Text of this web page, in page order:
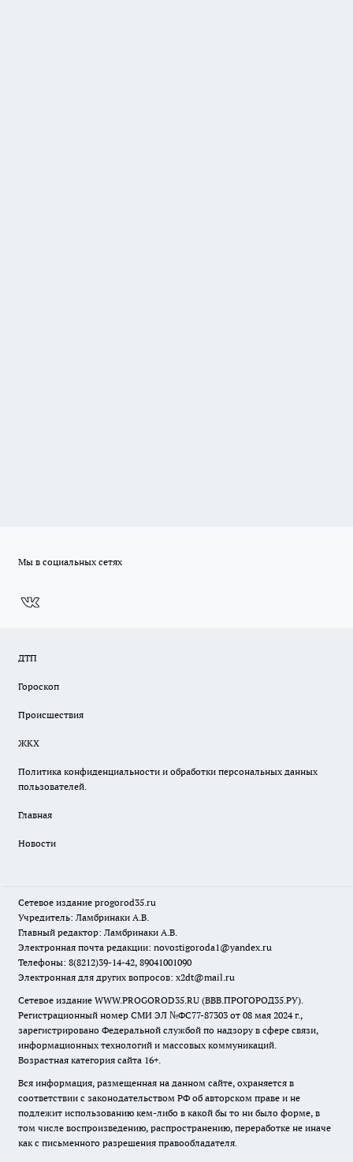
Мы в социальных сетях
ДТП
Гороскоп
Происшествия
ЖКХ
Политика конфиденциальности и обработки персональных данных
пользователей.
Главная
Новости
Сетевое издание progorod35.ru
Учредитель: Ламбринаки А.В.
Главный редактор: Ламбринаки А.В.
Электронная почта редакции: novostigoroda1@yandex.ru
Телефоны: 8(8212)39-14-42, 89041001090
Электронная для других вопросов: x2dt@mail.ru
Сетевое издание WWW.PROGOROD35.RU (ВВВ.ПРОГОРОД35.РУ).
Регистрационный номер СМИ ЭЛ №ФС77-87303 от 08 мая 2024 г.,
зарегистрировано Федеральной службой по надзору в сфере связи,
информационных технологий и массовых коммуникаций.
Возрастная категория сайта 16+.
Вся информация, размещенная на данном сайте, охраняется в
соответствии с законодательством РФ об авторском праве и не
подлежит использованию кем-либо в какой бы то ни было форме, в
том числе воспроизведению, распространению, переработке не иначе
как с письменного разрешения правообладателя.